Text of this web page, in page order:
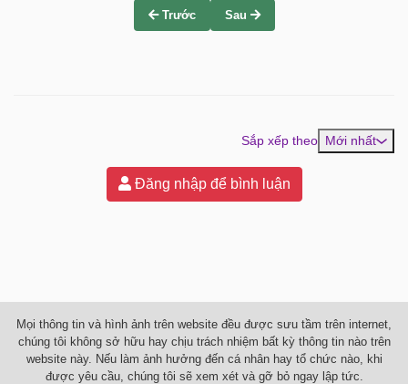
Trước Sau
Sắp xếp theo Mới nhất
Đăng nhập để bình luận
Mọi thông tin và hình ảnh trên website đều được sưu tầm trên internet,
chúng tôi không sở hữu hay chịu trách nhiệm bất kỳ thông tin nào trên
website này. Nếu làm ảnh hưởng đến cá nhân hay tổ chức nào, khi
được yêu cầu, chúng tôi sẽ xem xét và gỡ bỏ ngay lập tức.